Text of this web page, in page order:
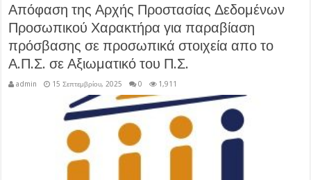
Απόφαση της Αρχής Προστασίας Δεδομένων
Προσωπικού Χαρακτήρα για παραβίαση
πρόσβασης σε προσωπικά στοιχεία απο το
Α.Π.Σ. σε Αξιωματικό του Π.Σ.
admin 15 Σεπτεμβρίου, 2025 0 1,911